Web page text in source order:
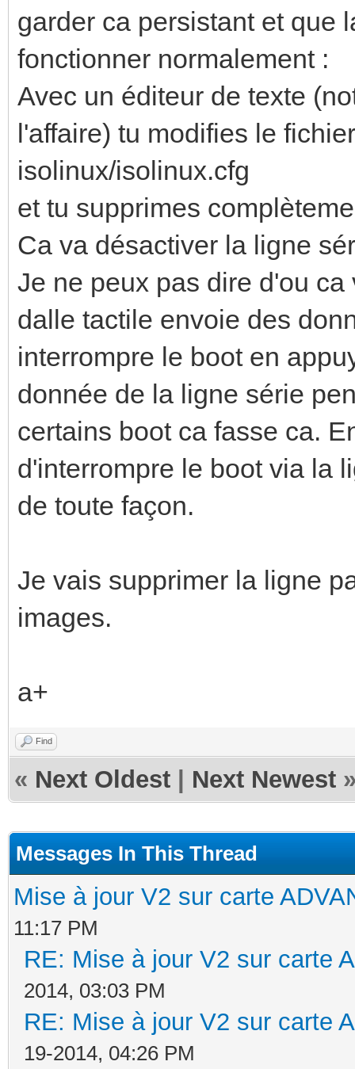
garder ca persistant et que
fonctionner normalement :
Avec un éditeur de texte
l'affaire) tu modifies le
isolinux/isolinux.cfg
et tu supprimes
Ca va désactiver la ligne
Je ne peux pas dire d'ou
dalle tactile envoie des
interrompre le boot en
donnée de la ligne série
certains boot ca fasse ca.
d'interrompre le boot via la
de toute façon.
Je vais supprimer la ligne
images.
a+
Find
« Next Oldest Next Newest
Messages In This Thread
Mise à jour V2 sur carte
11:17 PM
RE: Mise à jour V2 sur carte
2014, 03:03 PM
RE: Mise à jour V2 sur carte
19-2014, 04:26 PM